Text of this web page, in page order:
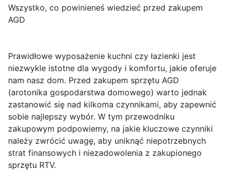
Wszystko, co powinieneś wiedzieć przed zakupem
AGD
Prawidłowe wyposażenie kuchni czy łazienki jest
niezwykle istotne dla wygody i komfortu, jakie oferuje
nam nasz dom. Przed zakupem sprzętu AGD
(arotonika gospodarstwa domowego) warto jednak
zastanowić się nad kilkoma czynnikami, aby zapewnić
sobie najlepszy wybór. W tym przewodniku
zakupowym podpowiemy, na jakie kluczowe czynniki
należy zwrócić uwagę, aby uniknąć niepotrzebnych
strat finansowych i niezadowolenia z zakupionego
sprzętu RTV.